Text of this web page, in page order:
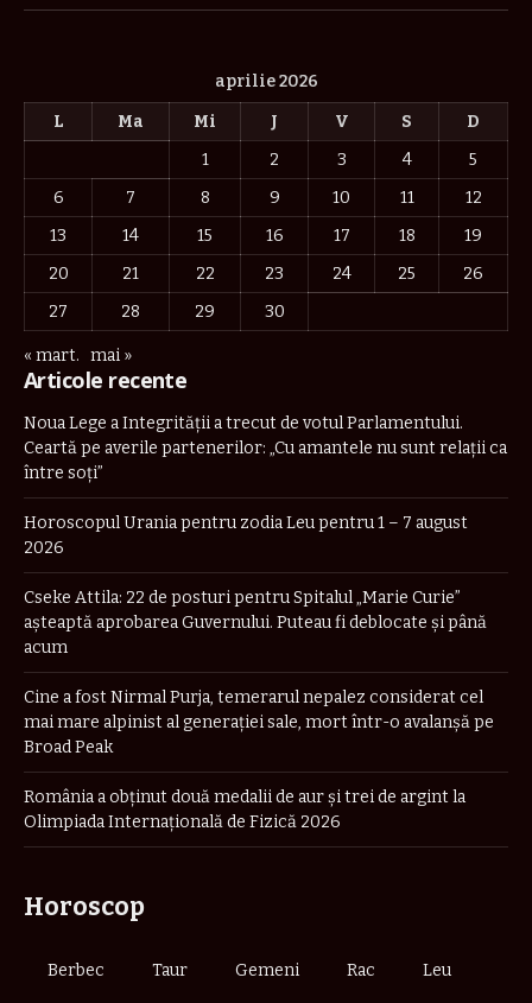
aprilie 2026
L
Ma Mi J V S
D
1
2 3 4
5
6
7 8 9 10 11
12
13
14 15 16 17 18
19
20
21 22 23 24 25
26
27
28 29 30
« mart. mai »
Articole recente
Noua Lege a Integrității a trecut de votul Parlamentului.
Ceartă pe averile partenerilor: „Cu amantele nu sunt relații ca
între soți”
Horoscopul Urania pentru zodia Leu pentru 1 – 7 august
2026
Cseke Attila: 22 de posturi pentru Spitalul „Marie Curie”
așteaptă aprobarea Guvernului. Puteau fi deblocate și până
acum
Cine a fost Nirmal Purja, temerarul nepalez considerat cel
mai mare alpinist al generației sale, mort într-o avalanșă pe
Broad Peak
România a obţinut două medalii de aur şi trei de argint la
Olimpiada Internaţională de Fizică 2026
Horoscop
Berbec Taur Gemeni Rac Leu